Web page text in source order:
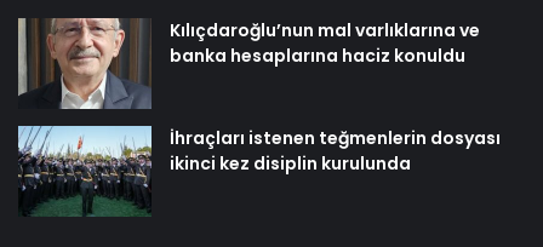
Kılıçdaroğlu’nun mal varlıklarına ve
banka hesaplarına haciz konuldu
İhraçları istenen teğmenlerin dosyası
ikinci kez disiplin kurulunda